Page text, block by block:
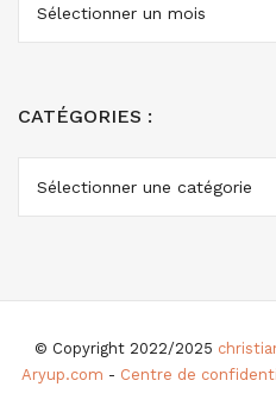
CATÉGORIES :
CATÉGORIES
© Copyright 2022/2025
Aryup.com - Centre de